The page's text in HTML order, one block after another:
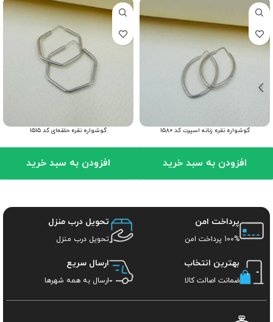
گوشواره نقره زنانه اسپرت کد ۱۵۸۰
افزودن به سبد خرید
گوشواره نقره حلقه‌ای کد ۱۵۱۵
افزودن به سبد خرید
پرداخت امن
100% پرداخت امن
تحویل درب منزل
تحویل درب منزل
بهترین انتخاب
ضمانت اصالت کالا
ارسال سریع
ارسال به همه شهرها